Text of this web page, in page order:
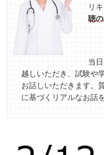
リ
聴
当
越しいただき、試験や
お話しいただきます。
に基づくリアルなお話